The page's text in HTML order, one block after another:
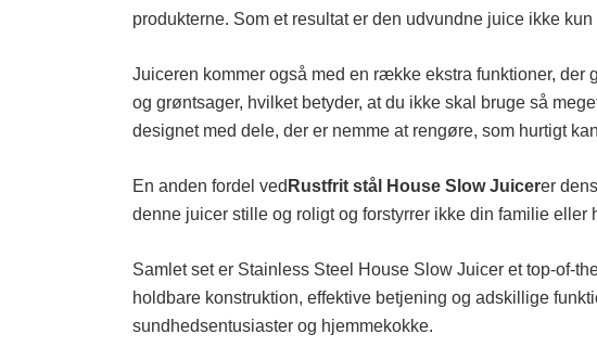
produkterne. Som et resultat er den udvundne juice ikke
Juiceren kommer også med en række ekstra funktioner, der
og grøntsager, hvilket betyder, at du ikke skal bruge så
designet med dele, der er nemme at rengøre, som hurtigt
En anden fordel ved Rustfrit stål House Slow Juicerer
denne juicer stille og roligt og forstyrrer ikke din familie eller
Samlet set er Stainless Steel House Slow Juicer et top-of-
holdbare konstruktion, effektive betjening og adskillige
sundhedsentusiaster og hjemmekokke.